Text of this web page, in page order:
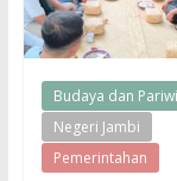
Budaya dan
Negeri Jambi
Pemerintahan